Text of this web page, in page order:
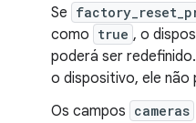
Se
como true , o
poderá ser
o dispositivo, ele não
Os campos cameras